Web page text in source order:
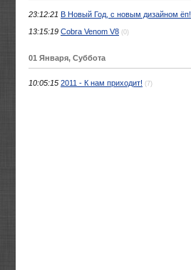
23:12:21 В Новый Год, с новым дизайном ёп!
13:15:19 Cobra Venom V8 (0)
01 Января, Суббота
10:05:15 2011 - К нам приходит! (7)